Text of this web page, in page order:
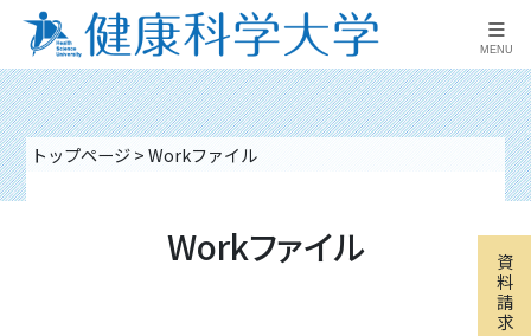
≡
MENU
資
料
請
求
トップページ>Workファイル
Workファイル